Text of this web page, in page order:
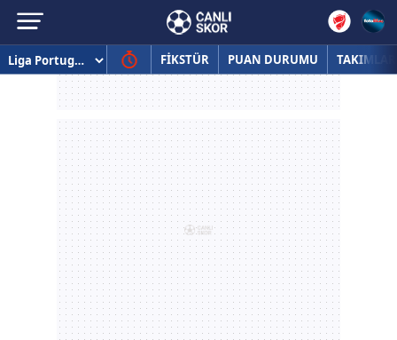
FİKSTÜR PUAN DURUMU TAKIMLAR